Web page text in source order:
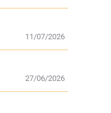
11/07/2026
27/06/2026